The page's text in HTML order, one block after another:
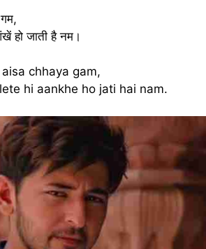
गम,
हो जाती है नम।
chhaya gam,
hi aankhe ho jati hai nam.